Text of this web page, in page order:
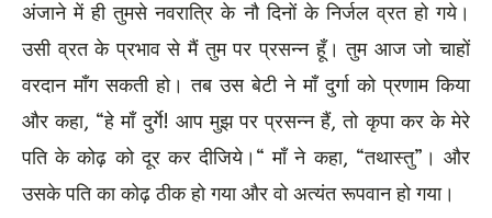
अंजाने में ही तुमसे नवरात्रि के नौ दिनों के निर्जल व्रत हो गये।
उसी व्रत के प्रभाव से मैं तुम पर प्रसन्न हूँ। तुम आज जो चाहों
वरदान माँग सकती हो। तब उस बेटी ने माँ दुर्गा को प्रणाम किया
और कहा, “हे माँ दुर्गे! आप मुझ पर प्रसन्न हैं, तो कृपा कर के मेरे
पति के कोढ़ को दूर कर दीजिये।“ माँ ने कहा, “तथास्तु”। और
उसके पति का कोढ़ ठीक हो गया और वो अत्यंत रूपवान हो गया।